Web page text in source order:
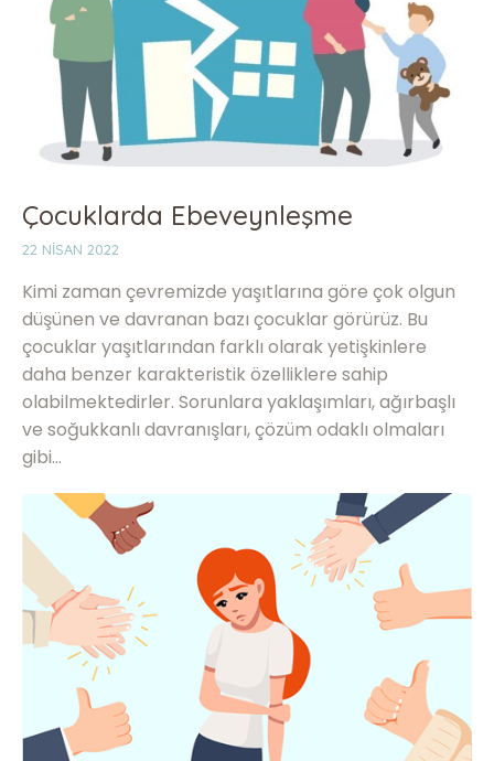
Çocuklarda Ebeveynleşme
22 NISAN 2022
Kimi zaman çevremizde yaşıtlarına göre çok olgun
düşünen ve davranan bazı çocuklar görürüz. Bu
çocuklar yaşıtlarından farklı olarak yetişkinlere
daha benzer karakteristik özelliklere sahip
olabilmektedirler. Sorunlara yaklaşımları, ağırbaşlı
ve soğukkanlı davranışları, çözüm odaklı olmaları
gibi…